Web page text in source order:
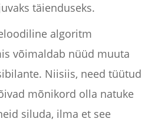
täienduseks.
algoritm
võimaldab nüüd muuta
Niisiis, need tüütud
mõnikord olla natuke
siluda, ilma et see